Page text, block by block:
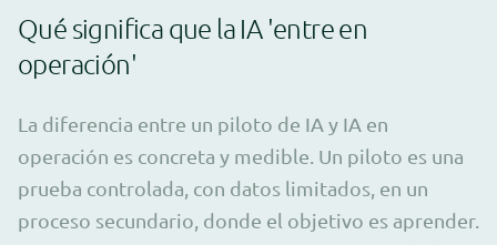
Qué significa que la IA 'entre en
operación'
La diferencia entre un piloto de IA y IA en
operación es concreta y medible. Un piloto es una
prueba controlada, con datos limitados, en un
proceso secundario, donde el objetivo es aprender.